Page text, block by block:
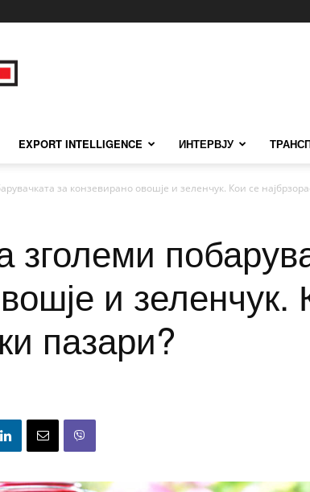
EXPORT INTELLIGENCE ИНТЕРВЈУ
за конзевирано овошје и зеленчук. Кои се
зголеми
и зеленчук.
пазари?